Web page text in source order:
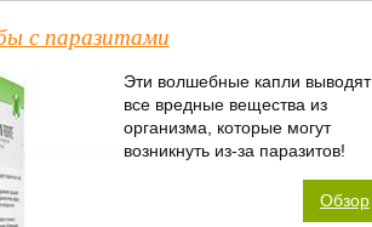
с паразитами
Эти волшебные капли выводят
все вредные вещества из
организма, которые могут
возникнуть из-за паразитов!
Обзор